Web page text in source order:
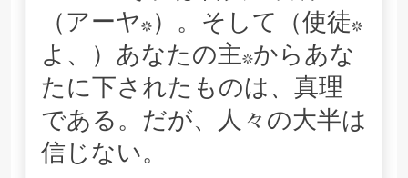
（アーヤ*）。そして（使徒*
よ、）あなたの主*からあな
たに下されたものは、真理
である。だが、人々の大半は
信じない。